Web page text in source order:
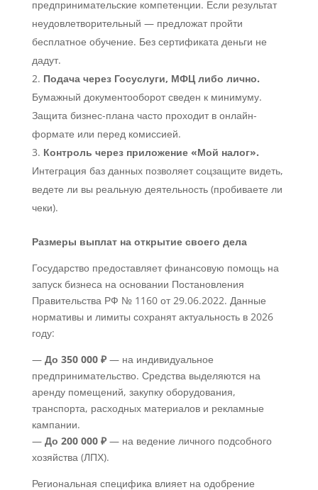
предпринимательские компетенции. Если результат
неудовлетворительный — предложат пройти
бесплатное обучение. Без сертификата деньги не
дадут.
Подача через Госуслуги, МФЦ либо лично.
Бумажный документооборот сведен к минимуму.
Защита бизнес-плана часто проходит в онлайн-
формате или перед комиссией.
Контроль через приложение «Мой налог».
Интеграция баз данных позволяет соцзащите видеть,
ведете ли вы реальную деятельность (пробиваете ли
чеки).
Размеры выплат на открытие своего дела
Государство предоставляет финансовую помощь на
запуск бизнеса на основании Постановления
Правительства РФ № 1160 от 29.06.2022. Данные
нормативы и лимиты сохранят актуальность в 2026
году:
— До 350 000 ₽— на индивидуальное
предпринимательство. Средства выделяются на
аренду помещений, закупку оборудования,
транспорта, расходных материалов и рекламные
кампании.
— До 200 000 ₽— на ведение личного подсобного
хозяйства (ЛПХ).
Региональная специфика влияет на одобрение